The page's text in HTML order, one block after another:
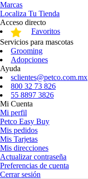
Marcas
Localiza Tu Tienda
Acceso directo
Favoritos
Servicios para mascotas
Grooming
Adopciones
Ayuda
sclientes@petco.com.mx
800 32 73 826
55 8897 3826
Mi Cuenta
Mi perfil
Petco Easy Buy
Mis pedidos
Mis Tarjetas
Mis direcciones
Actualizar contraseña
Preferencias de cuenta
Cerrar sesión